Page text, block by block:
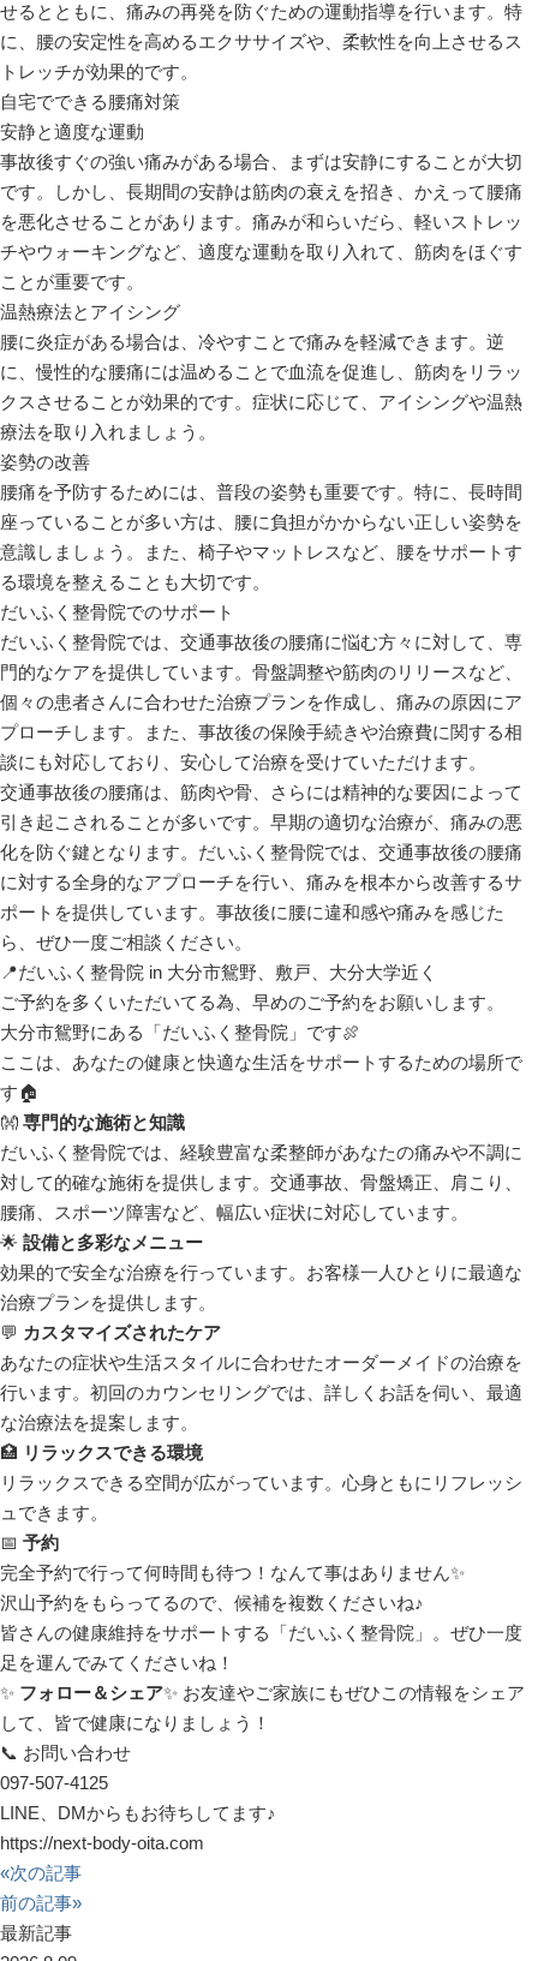
せるとともに、痛みの再発を防ぐための運動指導を行います。特
に、腰の安定性を高めるエクササイズや、柔軟性を向上させるス
トレッチが効果的です。
自宅でできる腰痛対策
安静と適度な運動
事故後すぐの強い痛みがある場合、まずは安静にすることが大切
です。しかし、長期間の安静は筋肉の衰えを招き、かえって腰痛
を悪化させることがあります。痛みが和らいだら、軽いストレッ
チやウォーキングなど、適度な運動を取り入れて、筋肉をほぐす
ことが重要です。
温熱療法とアイシング
腰に炎症がある場合は、冷やすことで痛みを軽減できます。逆
に、慢性的な腰痛には温めることで血流を促進し、筋肉をリラッ
クスさせることが効果的です。症状に応じて、アイシングや温熱
療法を取り入れましょう。
姿勢の改善
腰痛を予防するためには、普段の姿勢も重要です。特に、長時間
座っていることが多い方は、腰に負担がかからない正しい姿勢を
意識しましょう。また、椅子やマットレスなど、腰をサポートす
る環境を整えることも大切です。
だいふく整骨院でのサポート
だいふく整骨院では、交通事故後の腰痛に悩む方々に対して、専
門的なケアを提供しています。骨盤調整や筋肉のリリースなど、
個々の患者さんに合わせた治療プランを作成し、痛みの原因にア
プローチします。また、事故後の保険手続きや治療費に関する相
談にも対応しており、安心して治療を受けていただけます。
交通事故後の腰痛は、筋肉や骨、さらには精神的な要因によって
引き起こされることが多いです。早期の適切な治療が、痛みの悪
化を防ぐ鍵となります。だいふく整骨院では、交通事故後の腰痛
に対する全身的なアプローチを行い、痛みを根本から改善するサ
ポートを提供しています。事故後に腰に違和感や痛みを感じた
ら、ぜひ一度ご相談ください。
📍だいふく整骨院 in 大分市鴛野、敷戸、大分大学近く
ご予約を多くいただいてる為、早めのご予約をお願いします。
大分市鴛野にある「だいふく整骨院」です🍖
ここは、あなたの健康と快適な生活をサポートするための場所で
す🏠
👐 専門的な施術と知識
だいふく整骨院では、経験豊富な柔整師があなたの痛みや不調に
対して的確な施術を提供します。交通事故、骨盤矯正、肩こり、
腰痛、スポーツ障害など、幅広い症状に対応しています。
🌟 設備と多彩なメニュー
効果的で安全な治療を行っています。お客様一人ひとりに最適な
治療プランを提供します。
💬 カスタマイズされたケア
あなたの症状や生活スタイルに合わせたオーダーメイドの治療を
行います。初回のカウンセリングでは、詳しくお話を伺い、最適
な治療法を提案します。
🏥 リラックスできる環境
リラックスできる空間が広がっています。心身ともにリフレッシ
ュできます。
📅 予約
完全予約で行って何時間も待つ！なんて事はありません✨
沢山予約をもらってるので、候補を複数くださいね♪
皆さんの健康維持をサポートする「だいふく整骨院」。ぜひ一度
足を運んでみてくださいね！
✨ フォロー＆シェア✨ お友達やご家族にもぜひこの情報をシェア
して、皆で健康になりましょう！
📞 お問い合わせ
097-507-4125
LINE、DMからもお待ちしてます♪
https://next-body-oita.com
«次の記事
前の記事»
最新記事